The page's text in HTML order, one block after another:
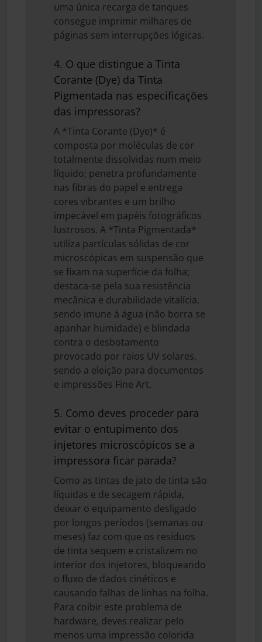
uma única recarga de tanques
consegue imprimir milhares de
páginas sem interrupções lógicas.
4. O que distingue a Tinta
Corante (Dye) da Tinta
Pigmentada nas especificações
das impressoras?
A *Tinta Corante (Dye)* é
composta por moléculas de cor
totalmente dissolvidas num meio
líquido; penetra profundamente
nas fibras do papel e entrega
cores vibrantes e um brilho
impecável em papéis fotográficos
lustrosos. A *Tinta Pigmentada*
utiliza partículas sólidas de cor
microscópicas em suspensão que
se fixam na superfície da folha;
destaca-se pela sua resistência
mecânica e durabilidade vitalícia,
sendo imune à água (não borra se
apanhar humidade) e blindada
contra o desbotamento
provocado por raios UV solares,
sendo a eleição para documentos
e impressões Fine Art.
5. Como deves proceder para
evitar o entupimento dos
injetores microscópicos se a
impressora ficar parada?
Como as tintas de jato de tinta são
líquidas e de secagem rápida,
deixar o equipamento desligado
por longos períodos (semanas ou
meses) faz com que os resíduos
de tinta sequem e cristalizem no
interior dos injetores, bloqueando
o fluxo de dados cinéticos e
causando falhas de linhas na folha.
Para coibir este problema de
hardware, deves realizar pelo
menos uma impressão colorida